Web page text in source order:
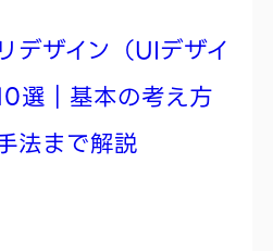
デザイン（UIデザイ
選｜基本の考え方
法まで解説